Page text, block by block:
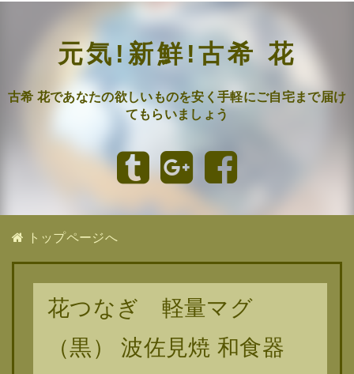
元気!新鮮!古希 花
古希 花であなたの欲しいものを安く手軽にご自宅まで届け
てもらいましょう
トップページへ
花つなぎ 軽量マグ
（黒） 波佐見焼 和食器